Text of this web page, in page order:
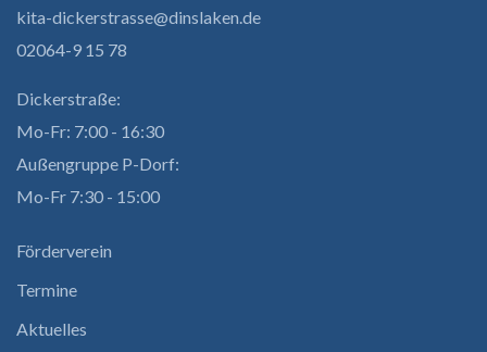
kita-dickerstrasse@dinslaken.de
02064-9 15 78
Dickerstraße:
Mo-Fr: 7:00 - 16:30
Außengruppe P-Dorf:
Mo-Fr 7:30 - 15:00
Förderverein
Termine
Aktuelles